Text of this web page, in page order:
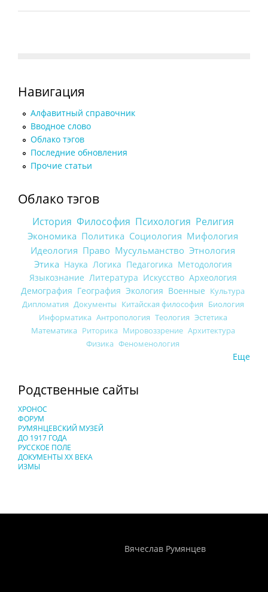
Навигация
Алфавитный справочник
Вводное слово
Облако тэгов
Последние обновления
Прочие статьи
Облако тэгов
История Философия Психология Религия
Экономика Политика Социология Мифология
Идеология Право Мусульманство Этнология
Этика Наука Логика Педагогика Методология
Языкознание Литература Искусство Археология
Демография География Экология Военные Культура
Дипломатия Документы Китайская философия Биология
Информатика Антропология Теология Эстетика
Математика Риторика Мировоззрение Архитектура
Физика Феноменология
Еще
Родственные сайты
ХРОНОС
ФОРУМ
РУМЯНЦЕВСКИЙ МУЗЕЙ
ДО 1917 ГОДА
РУССКОЕ ПОЛЕ
ДОКУМЕНТЫ XX ВЕКА
ИЗМЫ
Вячеслав Румянцев